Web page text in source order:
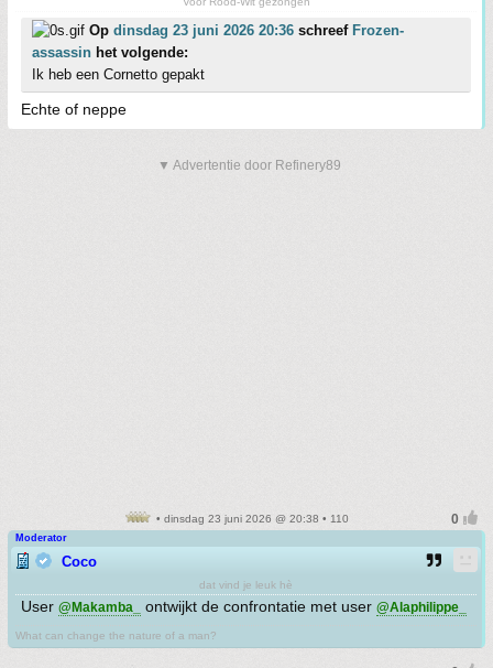
Op dinsdag 23 juni 2026 20:36 schreef Frozen-
assassin het volgende:
Ik heb een Cornetto gepakt
Echte of neppe
▼ Advertentie door Refinery89
• dinsdag 23 juni 2026 @ 20:38 • 110
Moderator
Coco
dat vind je leuk hè
User @Makamba_ ontwijkt de confrontatie met user @Alaphilippe_
What can change the nature of a man?